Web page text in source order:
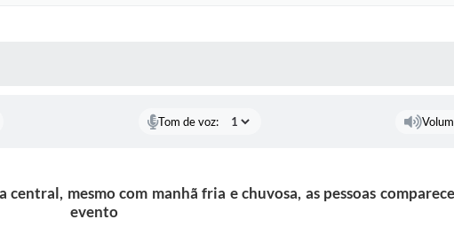
Tom de voz:
mesmo com manhã fria e chuvosa, as pessoas
evento